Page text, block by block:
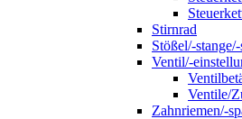
Stirnrad
Stößel/-
Ventil/-
Ventile/
Zahnriemen/-